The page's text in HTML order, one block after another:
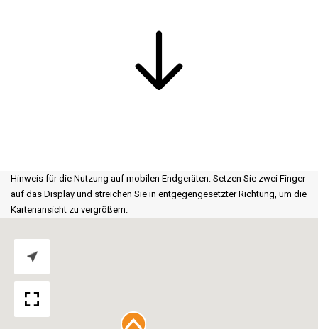
Hinweis für die Nutzung auf mobilen Endgeräten: Setzen Sie zwei Finger
auf das Display und streichen Sie in entgegengesetzter Richtung, um die
Kartenansicht zu vergrößern.